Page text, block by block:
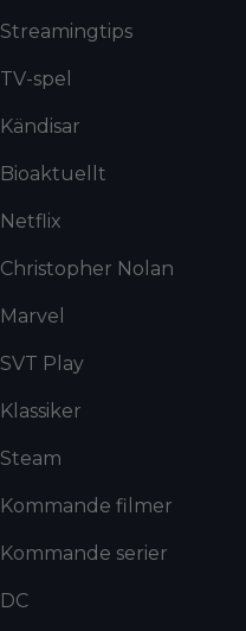
Streamingtips
TV-spel
Kändisar
Bioaktuellt
Netflix
Christopher Nolan
Marvel
SVT Play
Klassiker
Steam
Kommande filmer
Kommande serier
DC